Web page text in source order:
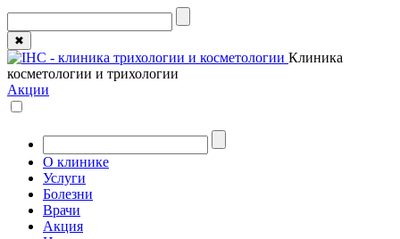
✖
Клиника
косметологии и трихологии
Акции
О клинике
Услуги
Болезни
Врачи
Акция